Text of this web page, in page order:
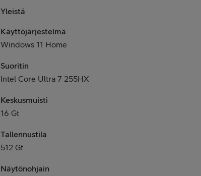
Yleistä
Käyttöjärjestelmä
Windows 11 Home
Suoritin
Intel Core Ultra 7 255HX
Keskusmuisti
16 Gt
Tallennustila
512 Gt
Näytönohjain